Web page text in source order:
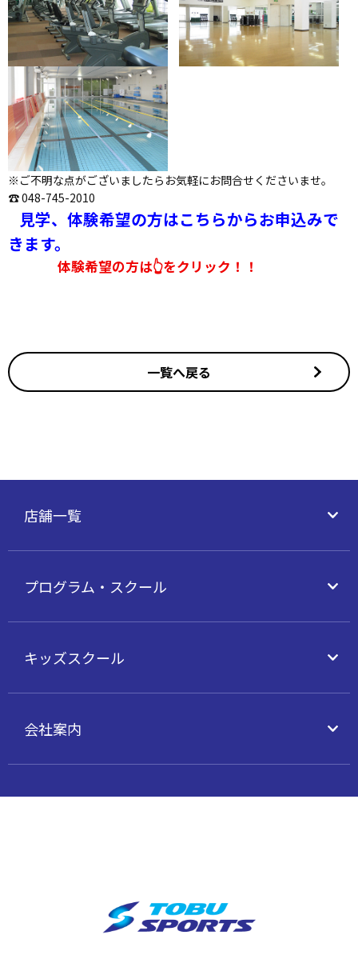
※ご不明な点がございましたらお気軽にお問合せくださいませ。
☎ 048-745-2010
見学、体験希望の方はこちらからお申込みで
きます。
体験希望の方は👆をクリック！！
一覧へ戻る
店舗一覧
プログラム・ スクール
キッズスクール
会社案内